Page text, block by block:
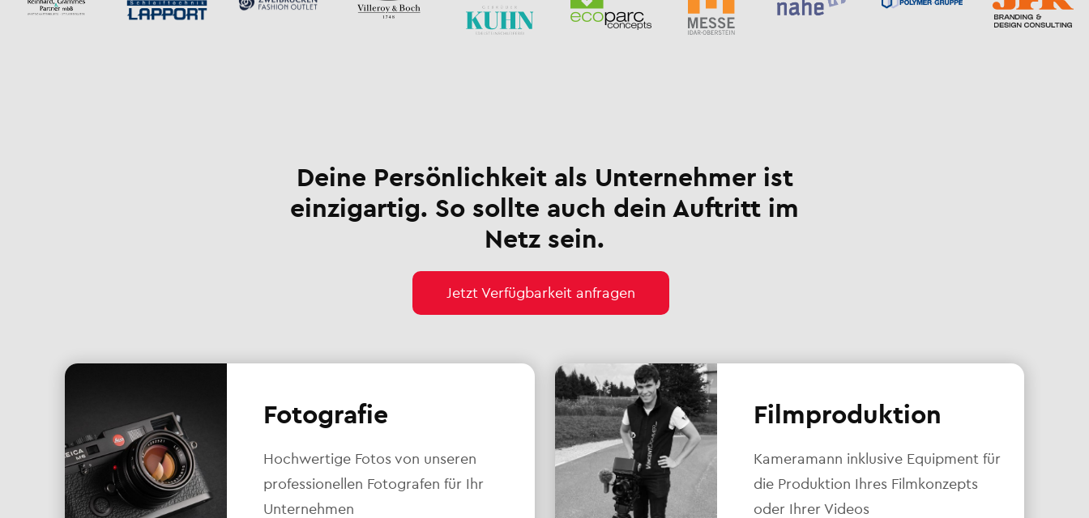
Deine Persönlichkeit als Unternehmer ist
einzigartig. So sollte auch dein Auftritt im
Netz sein.
Jetzt Verfügbarkeit anfragen
Fotografie
Hochwertige Fotos von unseren
professionellen Fotografen für Ihr
Unternehmen
Filmproduktion
Kameramann inklusive Equipment für
die Produktion Ihres Filmkonzepts
oder Ihrer Videos